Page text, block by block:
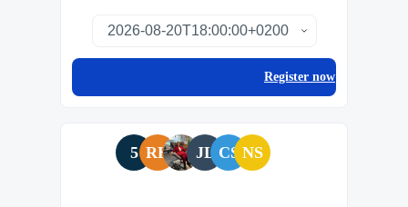
Register now
NS
CS
JL
RH
5